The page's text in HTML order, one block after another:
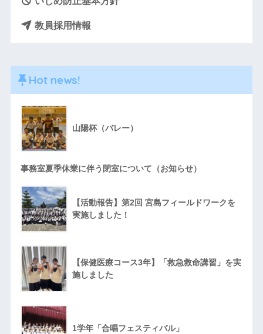
教員採用情報
Hot news!
山陽杯（バレー）
事務室夏季休業に伴う閉室について（お知らせ）
【活動報告】第2回 宮島フィールドワークを
実施しました！
【保健医療コース3年】「救急救命講習」を実
施しました
1学年「合唱フェスティバル」